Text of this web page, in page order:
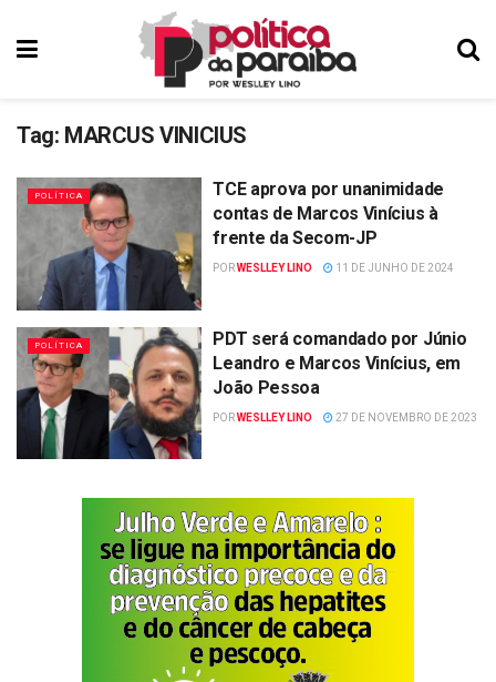
Tag: MARCUS VINICIUS
POLÍTICA
TCE aprova por unanimidade
contas de Marcos Vinícius à
frente da Secom-JP
PORWESLLEY LINO 11 DE JUNHO DE 2024
POLÍTICA
PDT será comandado por Júnio
Leandro e Marcos Vinícius, em
João Pessoa
PORWESLLEY LINO 27 DE NOVEMBRO DE 2023